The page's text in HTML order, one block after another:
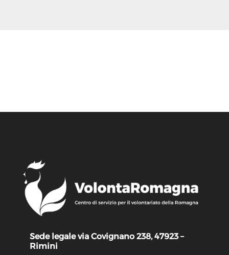
Sede legale via Covignano 238, 47923 –
Rimini